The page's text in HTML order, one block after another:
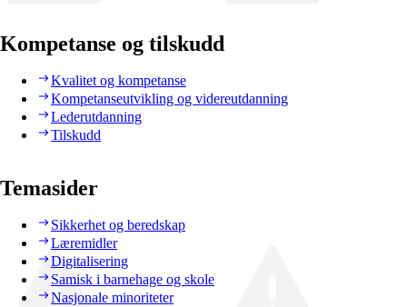
Kompetanse og tilskudd
Kvalitet og kompetanse
Kompetanseutvikling og videreutdanning
Lederutdanning
Tilskudd
Temasider
Sikkerhet og beredskap
Læremidler
Digitalisering
Samisk i barnehage og skole
Nasjonale minoriteter